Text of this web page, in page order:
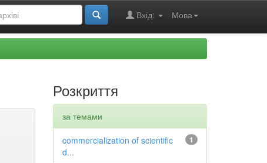
Мова
Вхід:
Розкриття
за темами
1
commercialization of scientific
d...